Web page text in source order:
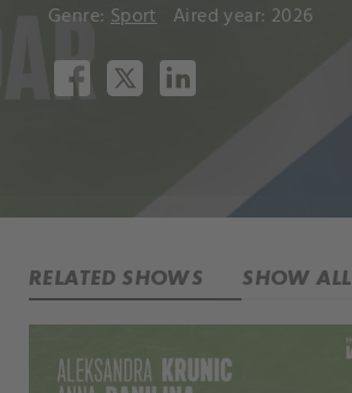
Genre: Sport Aired year: 2026
RELATED SHOWS SHOW ALL